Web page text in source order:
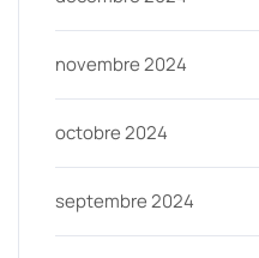
novembre 2024
octobre 2024
septembre 2024